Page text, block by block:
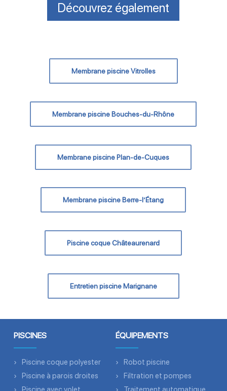
Découvrez également
Membrane piscine Vitrolles
Membrane piscine Bouches-du-Rhône
Membrane piscine Plan-de-Cuques
Membrane piscine Berre-l’Étang
Piscine coque Châteaurenard
Entretien piscine Marignane
PISCINES
Piscine coque polyester
Piscine à parois droites
ÉQUIPEMENTS
Robot piscine
Filtration et pompes